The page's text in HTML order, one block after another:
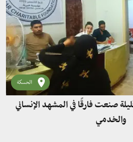
الحسكة
صنعت فارقًا في المشهد الإنساني
والخدمي